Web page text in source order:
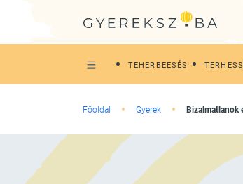
TEHERBEESÉS
Főoldal Gyerek